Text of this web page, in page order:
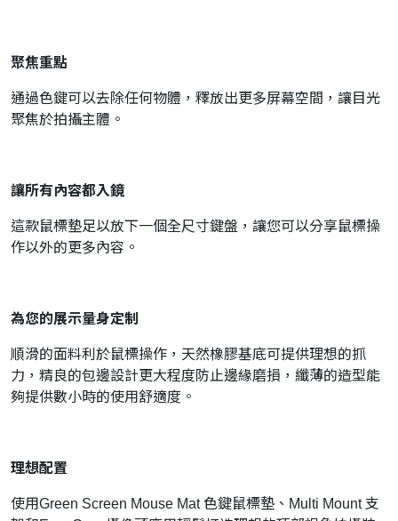
聚焦重點
通過色鍵可以去除任何物體，釋放出更多屏幕空間，讓目光
聚焦於拍攝主體。
讓所有內容都入鏡
這款鼠標墊足以放下一個全尺寸鍵盤，讓您可以分享鼠標操
作以外的更多內容。
為您的展示量身定制
順滑的面料利於鼠標操作，天然橡膠基底可提供理想的抓
力，精良的包邊設計更大程度防止邊緣磨損，纖薄的造型能
夠提供數小時的使用舒適度。
理想配置
使用Green Screen Mouse Mat 色鍵鼠標墊、Multi Mount 支